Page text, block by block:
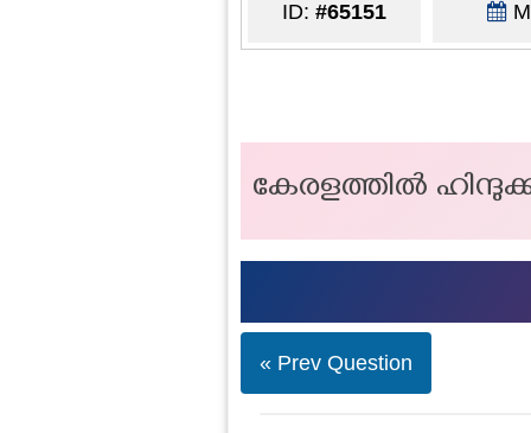
ID: #65151
കേരളത്തിൽ
« Prev Question